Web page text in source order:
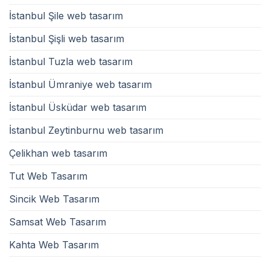
İstanbul Şile web tasarım
İstanbul Şişli web tasarım
İstanbul Tuzla web tasarım
İstanbul Ümraniye web tasarım
İstanbul Üsküdar web tasarım
İstanbul Zeytinburnu web tasarım
Çelikhan web tasarım
Tut Web Tasarım
Sincik Web Tasarım
Samsat Web Tasarım
Kahta Web Tasarım